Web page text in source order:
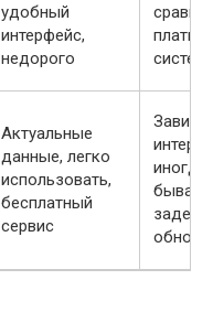
удобный
интерфейс,
недорого
Актуальные
данные, легко
использовать,
бесплатный
сервис
иногда
бывают